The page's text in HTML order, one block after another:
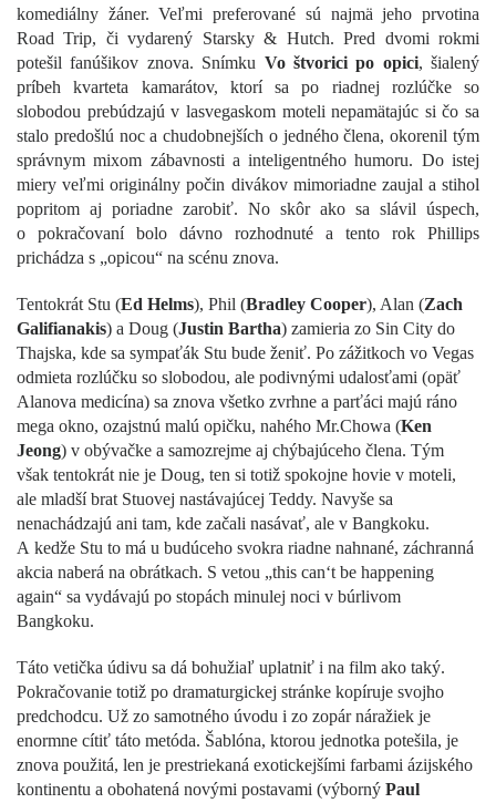
komediálny žáner. Veľmi preferované sú najmä jeho prvotina
Road Trip, či vydarený Starsky & Hutch. Pred dvomi rokmi
potešil fanúšikov znova. Snímku Vo štvorici po opici, šialený
príbeh kvarteta kamarátov, ktorí sa po riadnej rozlúčke so
slobodou prebúdzajú v lasvegaskom moteli nepamätajúc si čo sa
stalo predošlú noc a chudobnejších o jedného člena, okorenil tým
správnym mixom zábavnosti a inteligentného humoru. Do istej
miery veľmi originálny počin divákov mimoriadne zaujal a stihol
popritom aj poriadne zarobiť. No skôr ako sa slávil úspech,
o pokračovaní bolo dávno rozhodnuté a tento rok Phillips
prichádza s „opicou“ na scénu znova.
Tentokrát Stu (Ed Helms), Phil (Bradley Cooper), Alan (Zach
Galifianakis) a Doug (Justin Bartha) zamieria zo Sin City do
Thajska, kde sa sympaťák Stu bude ženiť. Po zážitkoch vo Vegas
odmieta rozlúčku so slobodou, ale podivnými udalosťami (opäť
Alanova medicína) sa znova všetko zvrhne a parťáci majú ráno
mega okno, ozajstnú malú opičku, nahého Mr.Chowa (Ken
Jeong) v obývačke a samozrejme aj chýbajúceho člena. Tým
však tentokrát nie je Doug, ten si totiž spokojne hovie v moteli,
ale mladší brat Stuovej nastávajúcej Teddy. Navyše sa
nenachádzajú ani tam, kde začali nasávať, ale v Bangkoku.
A kedže Stu to má u budúceho svokra riadne nahnané, záchranná
akcia naberá na obrátkach. S vetou „this can‘t be happening
again“ sa vydávajú po stopách minulej noci v búrlivom
Bangkoku.
Táto vetička údivu sa dá bohužiaľ uplatniť i na film ako taký.
Pokračovanie totiž po dramaturgickej stránke kopíruje svojho
predchodcu. Už zo samotného úvodu i zo zopár náražiek je
enormne cítiť táto metóda. Šablóna, ktorou jednotka potešila, je
znova použitá, len je prestriekaná exotickejšími farbami ázijského
kontinentu a obohatená novými postavami (výborný Paul